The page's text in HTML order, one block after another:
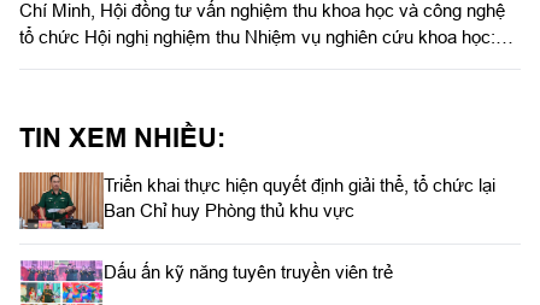
Chí Minh, Hội đồng tư vấn nghiệm thu khoa học và công nghệ
tổ chức Hội nghị nghiệm thu Nhiệm vụ nghiên cứu khoa học:
phòng, Chủ tịch Hội đồng; Trung tướng, PGS, TS Hoàng Văn
Minh, nguyên Giám đốc Học viện Lục quân, phó Chủ tịch Hội
đồng, đồng chủ trì nghiệm thu.
TIN XEM NHIỀU:
Triển khai thực hiện quyết định giải thể, tổ chức lại
Ban Chỉ huy Phòng thủ khu vực
Dấu ấn kỹ năng tuyên truyền viên trẻ